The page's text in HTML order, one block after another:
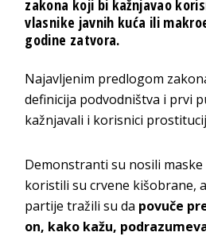
zakona koji bi kažnjavao
vlasnike javnih kuća ili
godine zatvora.
Najavljenim predlogom
definicija podvodništva i prvi
kažnjavali i korisnici
Demonstranti su nosili
koristili su crvene kišobrane,
partije tražili su da povuče
on, kako kažu,